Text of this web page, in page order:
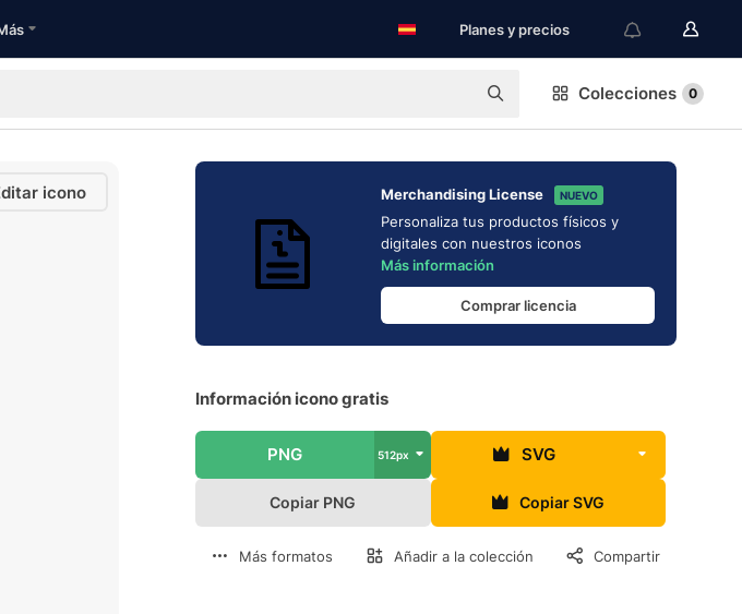
Planes y precios
Colecciones 0
icono Merchandising License NUEVO
Personaliza tus productos físicos y
digitales con nuestros iconos
Más información
Comprar licencia
Información icono gratis
PNG 512px SVG
Copiar PNG Copiar SVG
Más formatos Añadir a la colección Compartir